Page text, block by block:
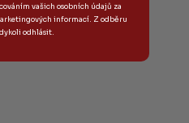
vašich osobních údajů za
informací. Z odběru
odhlásit.